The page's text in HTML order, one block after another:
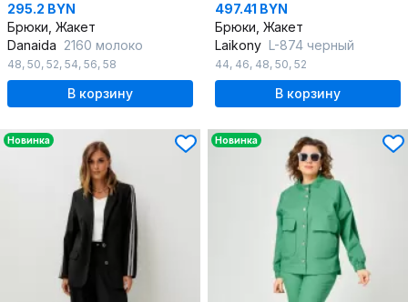
295.2 BYN
Брюки, Жакет
Danaida 2160 молоко
48, 50, 52, 54, 56, 58
В корзину
497.41 BYN
Брюки, Жакет
Laikony L-874 черный
44, 46, 48, 50, 52
В корзину
Новинка Новинка